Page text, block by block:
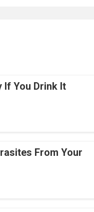
If You Drink It
From Your